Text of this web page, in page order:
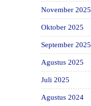
November 2025
Oktober 2025
September 2025
Agustus 2025
Juli 2025
Agustus 2024